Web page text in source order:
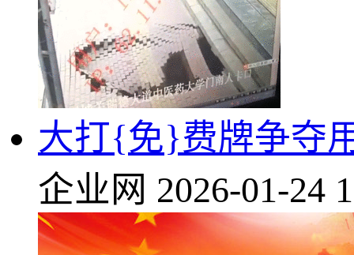
大打{免}费牌争夺
企业网 2026-01-24